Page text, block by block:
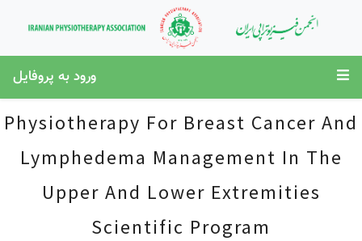
ورود به پروفایل
Physiotherapy For Breast Cancer And
Lymphedema Management In The
Upper And Lower Extremities
Scientific Program